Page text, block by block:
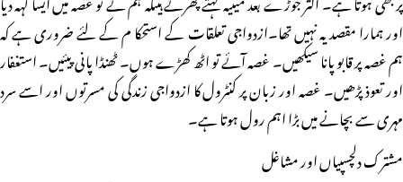
اور ہمارا مقصد یہ نہیں تھا۔ازدواجی تعلقات کے استحکا م کے لئے ضروری ہے کہ
ہم غصہ پر قابو پانا سیکھیں۔ غصہ آئے تو اٹھ کھڑے ہوں۔ ٹھنڈا پانی پیئیں۔ استغفار
اور تعوذ پڑھیں۔ غصہ اور زبان پر کنٹرول کا ازدواجی زندگی کی مسرتوں اور اسے سرد
مہری سے بچانے میں بڑا اہم رول ہوتا ہے۔
مشترک دلچسپیاں اور مشاغل